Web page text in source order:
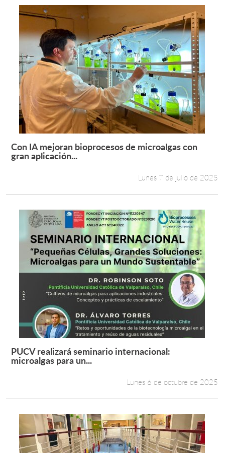
Leer más +
Con IA mejoran bioprocesos de microalgas con
gran aplicación...
Lunes 7 de julio de 2025
Leer más +
PUCV realizará seminario internacional:
microalgas para un...
Lunes 6 de octubre de 2025